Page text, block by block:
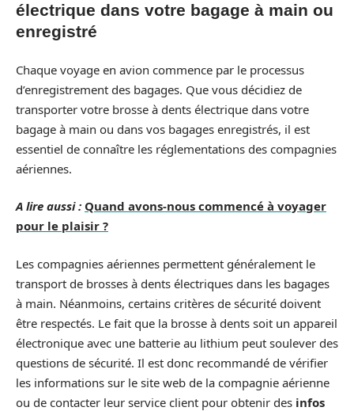
électrique dans votre bagage à main ou
enregistré
Chaque voyage en avion commence par le processus
d’enregistrement des bagages. Que vous décidiez de
transporter votre brosse à dents électrique dans votre
bagage à main ou dans vos bagages enregistrés, il est
essentiel de connaître les réglementations des compagnies
aériennes.
A lire aussi : Quand avons-nous commencé à voyager
pour le plaisir ?
Les compagnies aériennes permettent généralement le
transport de brosses à dents électriques dans les bagages
à main. Néanmoins, certains critères de sécurité doivent
être respectés. Le fait que la brosse à dents soit un appareil
électronique avec une batterie au lithium peut soulever des
questions de sécurité. Il est donc recommandé de vérifier
les informations sur le site web de la compagnie aérienne
ou de contacter leur service client pour obtenir des infos